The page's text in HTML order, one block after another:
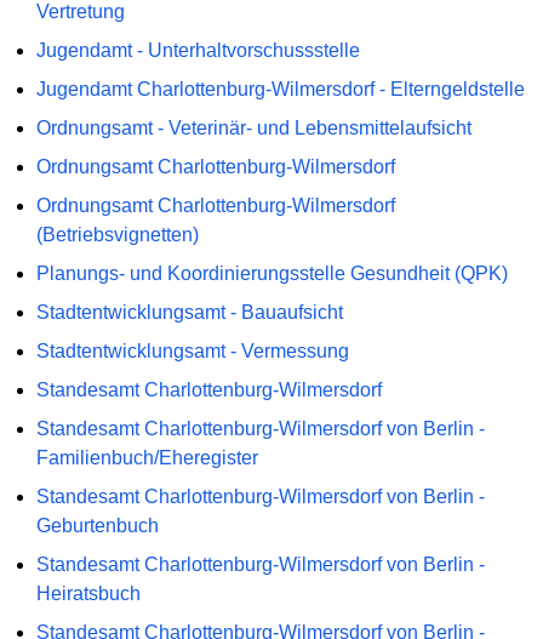
Vertretung
Jugendamt - Unterhaltvorschussstelle
Jugendamt Charlottenburg-Wilmersdorf - Elterngeldstelle
Ordnungsamt - Veterinär- und Lebensmittelaufsicht
Ordnungsamt Charlottenburg-Wilmersdorf
Ordnungsamt Charlottenburg-Wilmersdorf
(Betriebsvignetten)
Planungs- und Koordinierungsstelle Gesundheit (QPK)
Stadtentwicklungsamt - Bauaufsicht
Stadtentwicklungsamt - Vermessung
Standesamt Charlottenburg-Wilmersdorf
Standesamt Charlottenburg-Wilmersdorf von Berlin -
Familienbuch/Eheregister
Standesamt Charlottenburg-Wilmersdorf von Berlin -
Geburtenbuch
Standesamt Charlottenburg-Wilmersdorf von Berlin -
Heiratsbuch
Standesamt Charlottenburg-Wilmersdorf von Berlin -